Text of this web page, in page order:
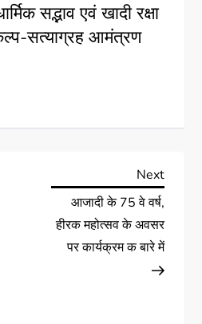
सद्भाव एवं खादी रक्षा
सत्याग्रह आमंत्रण
Next
आजादी के 75 वे वर्ष,
हीरक महोत्सव के अवसर
पर कार्यक्रम क बारे में